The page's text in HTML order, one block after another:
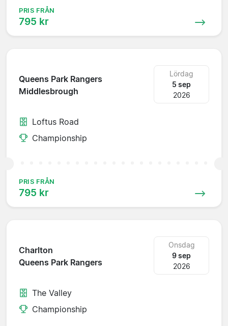
PRIS FRÅN
795 kr
Queens Park Rangers
Middlesbrough
Lördag
5 sep
2026
Loftus Road
Championship
PRIS FRÅN
795 kr
Charlton
Queens Park Rangers
Onsdag
9 sep
2026
The Valley
Championship